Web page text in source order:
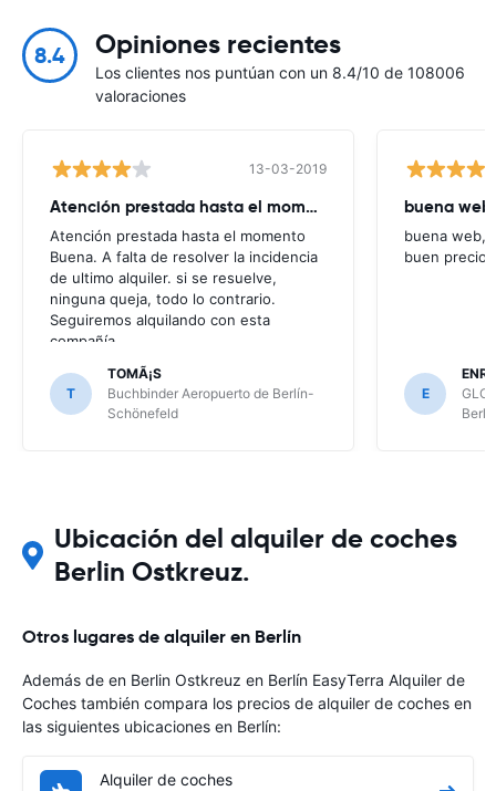
8.4 Opiniones recientes
Los clientes nos puntúan con un 8.4/10 de 108006
valoraciones
13-03-2019
Atención prestada hasta el momento
Atención prestada hasta el momento
Buena. A falta de resolver la incidencia
de ultimo alquiler. si se resuelve,
ninguna queja, todo lo contrario.
Seguiremos alquilando con esta
compañía
T
TOMÃ¡S
Buchbinder Aeropuerto de Berlín-
Schönefeld
buena
buena
buen precio
E
Ubicación del alquiler de coches
Berlin Ostkreuz.
Otros lugares de alquiler en Berlín
Además de en Berlin Ostkreuz en Berlín EasyTerra Alquiler de
Coches también compara los precios de alquiler de coches en
las siguientes ubicaciones en Berlín:
Alquiler de coches